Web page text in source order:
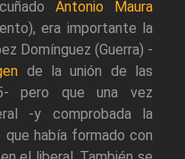
Antonio Maura
era importante la
Domínguez (Guerra) -
de la unión de las
pero que una vez
-y comprobada la
había formado con